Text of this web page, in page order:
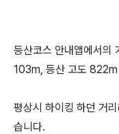
등산코스 안내앱에서의
103m, 등산 고도 822m
평상시 하이킹 하던 거
습니다.